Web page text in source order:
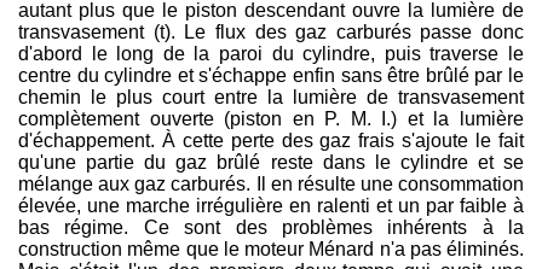
autant plus que le piston descendant ouvre la lumière de
transvasement (t). Le flux des gaz carburés passe donc
d'abord le long de la paroi du cylindre, puis traverse le
centre du cylindre et s'échappe enfin sans être brûlé par le
chemin le plus court entre la lumière de transvasement
complètement ouverte (piston en P. M. I.) et la lumière
d'échappement. À cette perte des gaz frais s'ajoute le fait
qu'une partie du gaz brûlé reste dans le cylindre et se
mélange aux gaz carburés. Il en résulte une consommation
élevée, une marche irrégulière en ralenti et un par faible à
bas régime. Ce sont des problèmes inhérents à la
construction même que le moteur Ménard n'a pas éliminés.